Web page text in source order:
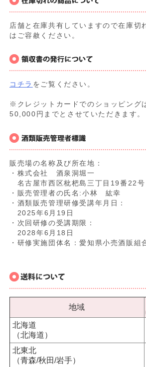
店舗と在庫共有していますので在庫切
はご容赦ください。
コチラ をご覧ください。
※クレジットカードでのショッピング
50,000円までとさせていただきます。
販売場の名称及び所在地：
・株式会社 酒泉洞堀一
名古屋市西区枇杷島三丁目19番22号
・販売管理者の氏名:小林 紘幸
・酒類販売管理研修受講年月日：
2025年6月19日
・次回研修の受講期限：
2028年6月18日
・研修実施団体名：愛知県小売酒販組
地域
北海道
（北海道）
北東北
（青森/秋田/岩手）